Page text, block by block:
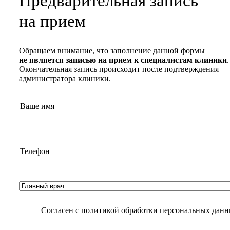
на прием
Обращаем внимание, что заполнение данной формы
не является записью на прием к специалистам клиники.
Окончательная запись происходит после подтверждения
администратора клиники.
Согласен с политикой обработки персональных